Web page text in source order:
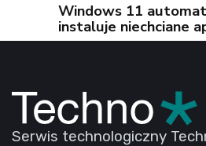
Windows 11
instaluje niechciane
Serwis technologiczny